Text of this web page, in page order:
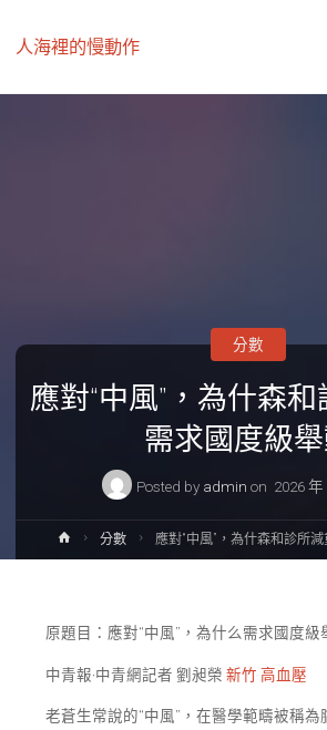
人海裡的慢動作
應對“中風”，為什森
需求國度級
Posted by admin on 2026 年
分數
Home分數 應對“中風”，為什森和診所
原題目：應對“中風”，為什么需求國度級
中青報·中青網記者 劉昶榮 新竹 高血壓
老蒼生常說的“中風”，在醫學範疇被稱為